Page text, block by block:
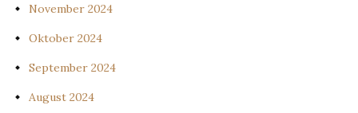
November 2024
Oktober 2024
September 2024
August 2024